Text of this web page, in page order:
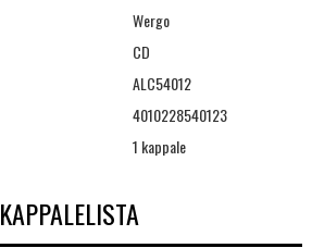
Wergo
CD
ALC54012
4010228540123
1 kappale
KAPPALELISTA